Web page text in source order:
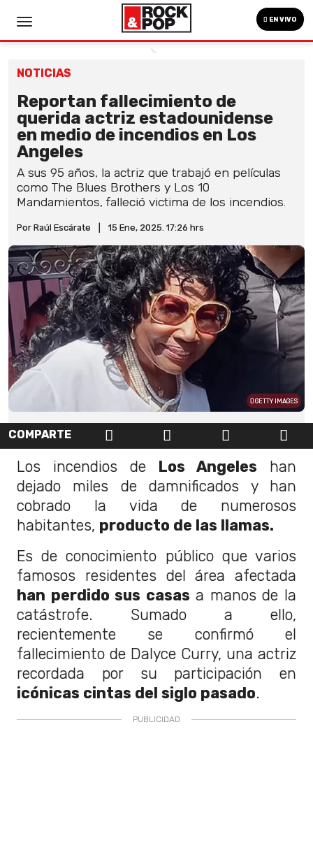
EN VIVO
NOTICIAS
Reportan fallecimiento de
querida actriz estadounidense
en medio de incendios en Los
Angeles
A sus 95 años, la actriz que trabajó en películas
como The Blues Brothers y Los 10
Mandamientos, falleció victima de los incendios.
Por Raúl Escárate 15 Ene, 2025. 17:26 hrs
GETTY IMAGES
COMPARTE
Los incendios de Los Angeles han
dejado miles de damnificados y han
cobrado la vida de numerosos
habitantes, producto de las llamas.
Es de conocimiento público que varios
famosos residentes del área afectada
han perdido sus casas a manos de la
catástrofe. Sumado a ello,
recientemente se confirmó el
fallecimiento de Dalyce Curry, una actriz
recordada por su participación en
icónicas cintas del siglo pasado.